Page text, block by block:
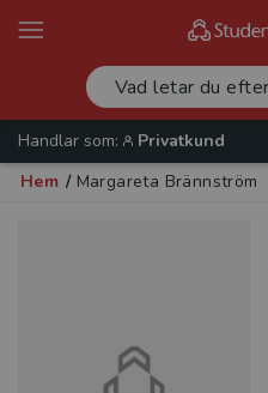
Handlar som:
Privatkund
Hem / Margareta Brännström